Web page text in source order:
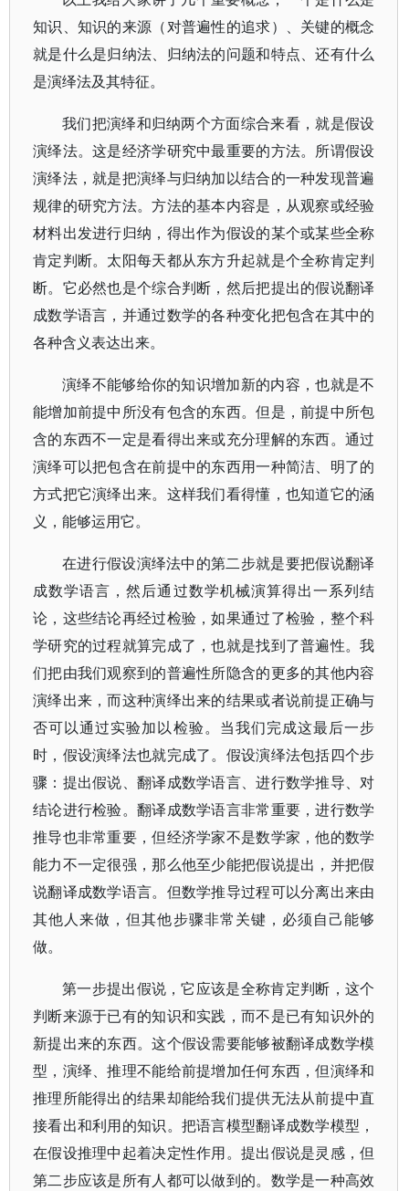
知识、知识的来源（对普遍性的追求）、关键的概念
就是什么是归纳法、归纳法的问题和特点、还有什么
是演绎法及其特征。
我们把演绎和归纳两个方面综合来看，就是假设
演绎法。这是经济学研究中最重要的方法。所谓假设
演绎法，就是把演绎与归纳加以结合的一种发现普遍
规律的研究方法。方法的基本内容是，从观察或经验
材料出发进行归纳，得出作为假设的某个或某些全称
肯定判断。太阳每天都从东方升起就是个全称肯定判
断。它必然也是个综合判断，然后把提出的假说翻译
成数学语言，并通过数学的各种变化把包含在其中的
各种含义表达出来。
演绎不能够给你的知识增加新的内容，也就是不
能增加前提中所没有包含的东西。但是，前提中所包
含的东西不一定是看得出来或充分理解的东西。通过
演绎可以把包含在前提中的东西用一种简洁、明了的
方式把它演绎出来。这样我们看得懂，也知道它的涵
义，能够运用它。
在进行假设演绎法中的第二步就是要把假说翻译
成数学语言，然后通过数学机械演算得出一系列结
论，这些结论再经过检验，如果通过了检验，整个科
学研究的过程就算完成了，也就是找到了普遍性。我
们把由我们观察到的普遍性所隐含的更多的其他内容
演绎出来，而这种演绎出来的结果或者说前提正确与
否可以通过实验加以检验。当我们完成这最后一步
时，假设演绎法也就完成了。假设演绎法包括四个步
骤：提出假说、翻译成数学语言、进行数学推导、对
结论进行检验。翻译成数学语言非常重要，进行数学
推导也非常重要，但经济学家不是数学家，他的数学
能力不一定很强，那么他至少能把假说提出，并把假
说翻译成数学语言。但数学推导过程可以分离出来由
其他人来做，但其他步骤非常关键，必须自己能够
做。
第一步提出假说，它应该是全称肯定判断，这个
判断来源于已有的知识和实践，而不是已有知识外的
新提出来的东西。这个假设需要能够被翻译成数学模
型，演绎、推理不能给前提增加任何东西，但演绎和
推理所能得出的结果却能给我们提供无法从前提中直
接看出和利用的知识。把语言模型翻译成数学模型，
在假设推理中起着决定性作用。提出假说是灵感，但
第二步应该是所有人都可以做到的。数学是一种高效